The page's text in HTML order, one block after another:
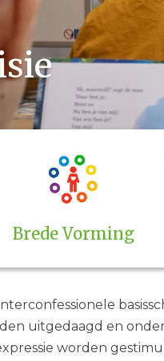
Brede Vorming
uitgedaagd en
worden